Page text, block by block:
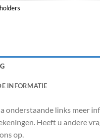
INFORMATIE
onderstaande links meer
Heeft u andere
op.